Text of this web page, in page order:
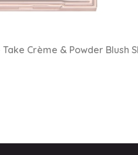
Take Crème & Powder